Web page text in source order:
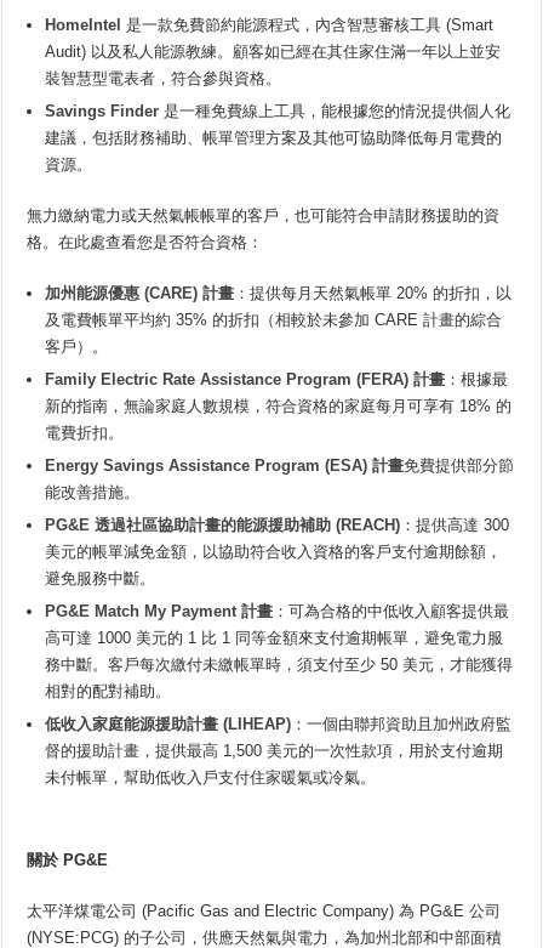
HomeIntel 是一款免費節約能源程式，內含智慧審核工具 (Smart
Audit) 以及私人能源教練。顧客如已經在其住家住滿一年以上並安
裝智慧型電表者，符合參與資格。
Savings Finder 是一種免費線上工具，能根據您的情況提供個人化
建議，包括財務補助、帳單管理方案及其他可協助降低每月電費的
資源。
無力繳納電力或天然氣帳帳單的客戶，也可能符合申請財務援助的資
格。在此處查看您是否符合資格：
加州能源優惠 (CARE) 計畫 ：提供每月天然氣帳單 20% 的折扣，以
及電費帳單平均約 35% 的折扣（相較於未參加 CARE 計畫的綜合
客戶）。
Family Electric Rate Assistance Program (FERA) 計畫 ：根據最
新的指南，無論家庭人數規模，符合資格的家庭每月可享有 18% 的
電費折扣。
Energy Savings Assistance Program (ESA) 計畫免費提供部分節
能改善措施。
PG&E 透過社區協助計畫的能源援助補助 (REACH) ：提供高達 300
美元的帳單減免金額，以協助符合收入資格的客戶支付逾期餘額，
避免服務中斷。
PG&E Match My Payment 計畫 ：可為合格的中低收入顧客提供最
高可達 1000 美元的 1 比 1 同等金額來支付逾期帳單，避免電力服
務中斷。客戶每次繳付未繳帳單時，須支付至少 50 美元，才能獲得
相對的配對補助。
低收入家庭能源援助計畫 (LIHEAP) ：一個由聯邦資助且加州政府監
督的援助計畫，提供最高 1,500 美元的一次性款項，用於支付逾期
未付帳單，幫助低收入戶支付住家暖氣或冷氣。
關於PG&E
太平洋煤電公司 (Pacific Gas and Electric Company) 為 PG&E 公司
(NYSE:PCG) 的子公司，供應天然氣與電力，為加州北部和中部面積